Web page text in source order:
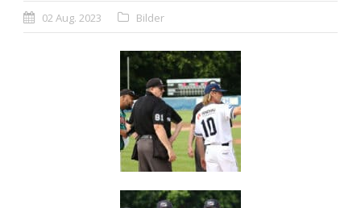
02 Aug. 2023 Bilder